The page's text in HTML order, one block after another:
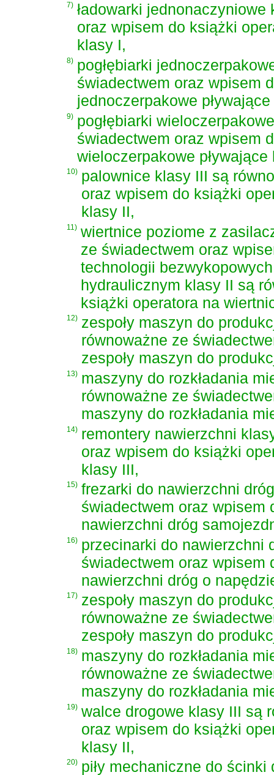
7) ładowarki
oraz wpisem do książki
klasy I,
8) pogłębiarki
świadectwem oraz wpisem
jednoczerpakowe
9) pogłębiarki
świadectwem oraz wpisem
wieloczerpakowe pływające
10) palownice klasy III są
oraz wpisem do książki
klasy II,
11) wiertnice poziome z
ze świadectwem oraz
technologii
hydraulicznym klasy II są
książki operatora na
12) zespoły maszyn do
równoważne ze
zespoły maszyn do
13) maszyny do rozkładania
równoważne ze
maszyny do rozkładania
14) remontery nawierzchni
oraz wpisem do książki
klasy III,
15) frezarki do nawierzchni
świadectwem oraz wpisem
nawierzchni dróg
16) przecinarki do nawierzchni
świadectwem oraz wpisem
nawierzchni dróg o
17) zespoły maszyn do
równoważne ze
zespoły maszyn do
18) maszyny do rozkładania
równoważne ze
maszyny do rozkładania
19) walce drogowe klasy III są
oraz wpisem do książki
klasy II,
20) piły mechaniczne do